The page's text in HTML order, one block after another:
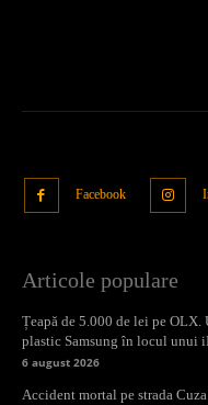
Facebook
Articole populare
Țeapă de 5.000 de lei pe
plastic Samsung în locul unui
6 august 2026
Accident mortal pe strada